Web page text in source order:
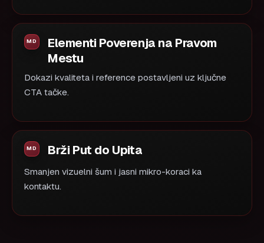
Elementi Poverenja na Pravom
Mestu
Dokazi kvaliteta i reference postavljeni uz ključne
CTA tačke.
Brži Put do Upita
Smanjen vizuelni šum i jasni mikro-koraci ka
kontaktu.